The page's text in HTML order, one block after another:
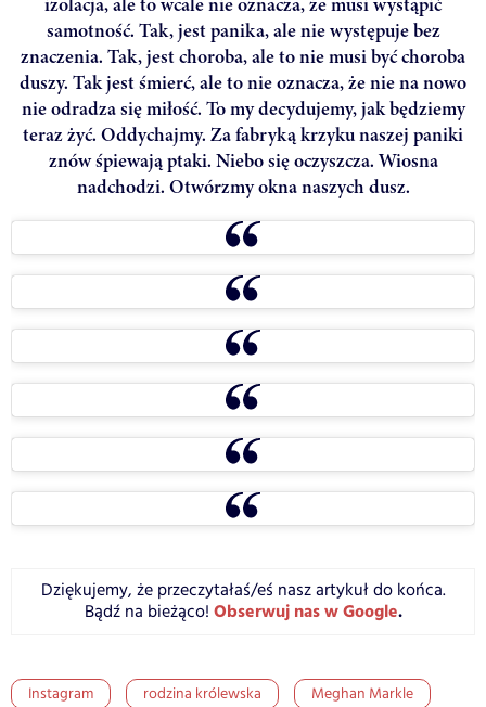
samotność. Tak, jest panika, ale nie występuje bez
znaczenia. Tak, jest choroba, ale to nie musi być choroba
duszy. Tak jest śmierć, ale to nie oznacza, że nie na nowo
nie odradza się miłość. To my decydujemy, jak będziemy
teraz żyć. Oddychajmy. Za fabryką krzyku naszej paniki
znów śpiewają ptaki. Niebo się oczyszcza. Wiosna
nadchodzi. Otwórzmy okna naszych dusz.
Dziękujemy, że przeczytałaś/eś nasz artykuł do końca.
Bądź na bieżąco! Obserwuj nas w Google.
Instagram rodzina królewska
Meghan Markle